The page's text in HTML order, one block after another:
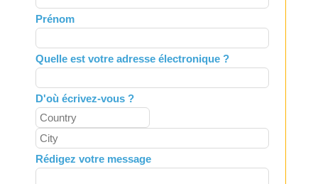
field
blank
Prénom
Quelle est votre adresse électronique ?
D'où écrivez-vous ?
Rédigez votre message